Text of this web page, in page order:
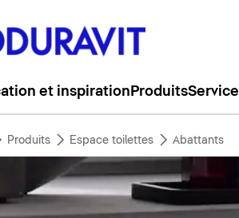
et inspiration ProduitsService
Produits Espace toilettes Abattants